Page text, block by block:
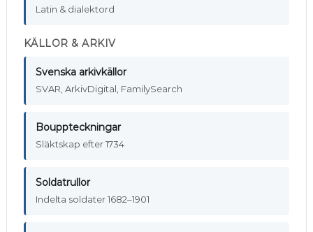
Latin & dialektord
KÄLLOR & ARKIV
Svenska arkivkällor
SVAR, ArkivDigital, FamilySearch
Bouppteckningar
Släktskap efter 1734
Soldatrullor
Indelta soldater 1682–1901